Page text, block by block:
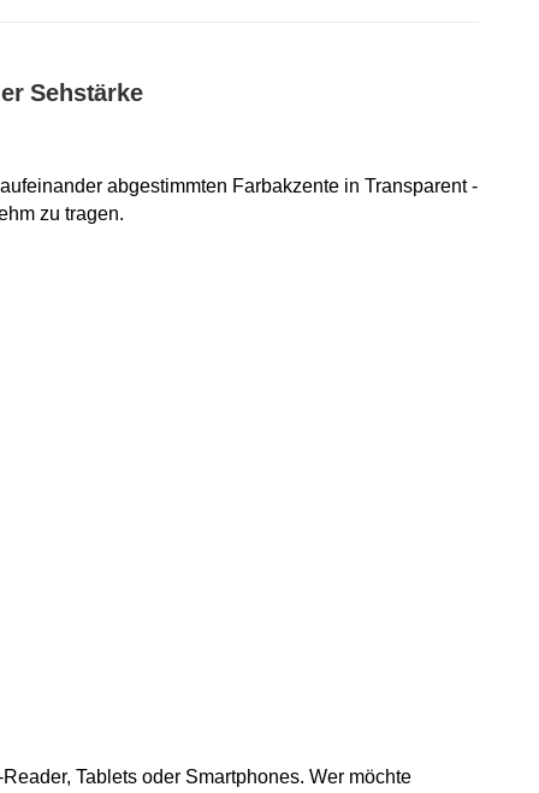
Sehstärke
abgestimmten Farbakzente in Transparent -
zu tragen.
Tablets oder Smartphones. Wer möchte